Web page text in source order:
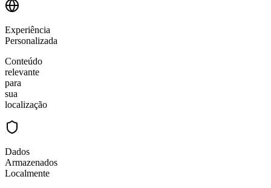
Experiência
Personalizada
Conteúdo
relevante
para
sua
localização
Dados
Armazenados
Localmente